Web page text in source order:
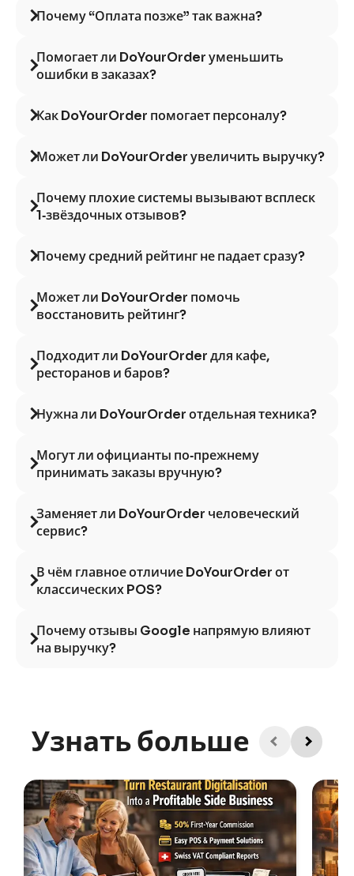
Почему “Оплата позже” так важна?
Помогает ли DoYourOrder уменьшить
ошибки в заказах?
Как DoYourOrder помогает персоналу?
Может ли DoYourOrder увеличить выручку?
Почему плохие системы вызывают всплеск
1‑звёздочных отзывов?
Почему средний рейтинг не падает сразу?
Может ли DoYourOrder помочь
восстановить рейтинг?
Подходит ли DoYourOrder для кафе,
ресторанов и баров?
Нужна ли DoYourOrder отдельная техника?
Могут ли официанты по‑прежнему
принимать заказы вручную?
Заменяет ли DoYourOrder человеческий
сервис?
В чём главное отличие DoYourOrder от
классических POS?
Почему отзывы Google напрямую влияют
на выручку?
Узнать больше